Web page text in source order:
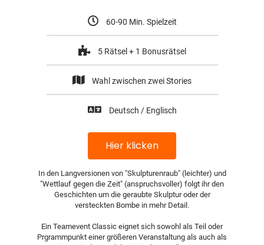
60-90 Min. Spielzeit
5 Rätsel + 1 Bonusrätsel
Wahl zwischen zwei Stories
Deutsch / Englisch
Hier klicken
In den Langversionen von "Skulpturenraub" (leichter) und
"Wettlauf gegen die Zeit" (anspruchsvoller) folgt ihr den
Geschichten um die geraubte Skulptur oder der
versteckten Bombe in mehr Detail.
Ein Teamevent Classic eignet sich sowohl als Teil oder
Prgrammpunkt einer größeren Veranstaltung als auch als